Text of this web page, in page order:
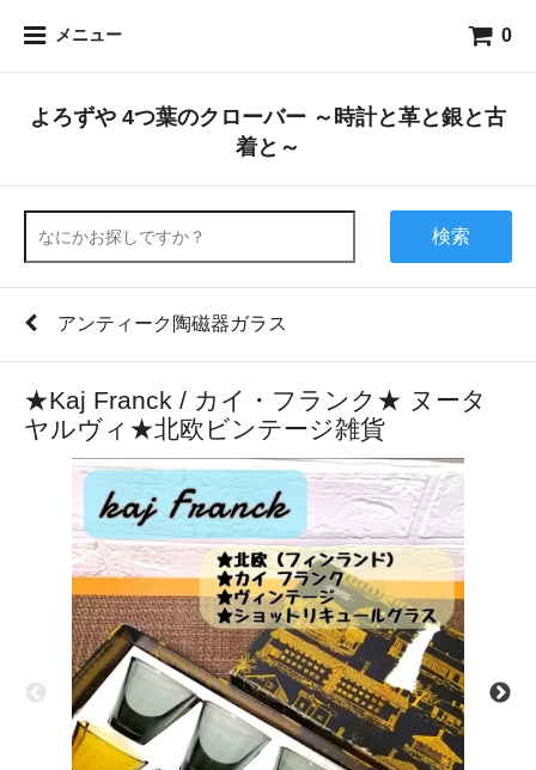
メニュー 0
よろずや 4つ葉のクローバー ～時計と革と銀と古
着と～
検索
アンティーク陶磁器ガラス
★Kaj Franck / カイ・フランク★ ヌータ
ヤルヴィ★北欧ビンテージ雑貨